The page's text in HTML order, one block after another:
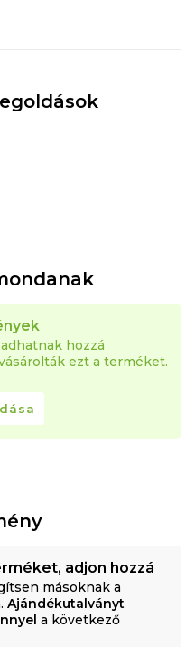
hozzá
ezt a terméket.
adjon hozzá
másoknak a
Ajándékutalványt
a következő